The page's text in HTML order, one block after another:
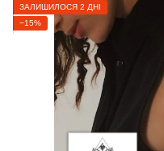
ЗАЛИШИЛОСЯ 2 ДНІ
−15%